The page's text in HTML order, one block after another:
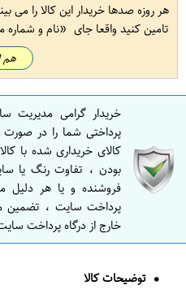
هر روزه صدها خریدار این کالا را می
تامین کنید واقعا جای
نام و شماره
هم
خریدار گرامی مدیریت
پرداختی شما را در
کالای خریداری شده با
بودن ، تفاوت رنگ یا
فروشنده و یا هر دلیل
پرداخت سایت ، تضمین
خارج از درگاه پرداخت
توضیحات کالا